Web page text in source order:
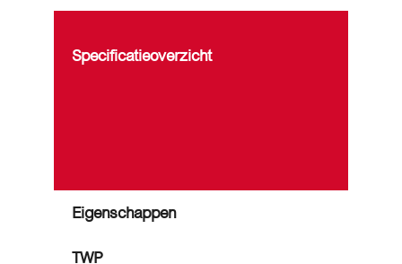
Specificatieoverzicht
Eigenschappen
TWP